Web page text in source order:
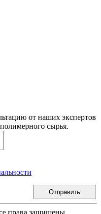
от наших экспертов
сырья.
Отправить